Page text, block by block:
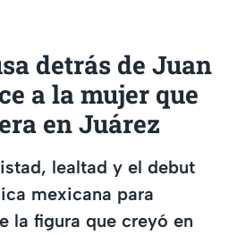
detrás de Juan
a la mujer que
en Juárez
lealtad y el debut
mexicana para
la figura que creyó en